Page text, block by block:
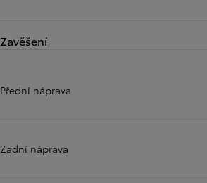
Zavěšení
Přední náprava
Zadní náprava